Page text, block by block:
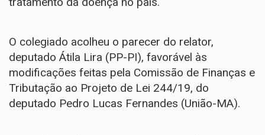
O colegiado acolheu o parecer do relator,
deputado Átila Lira (PP-PI), favorável às
modificações feitas pela Comissão de Finanças e
Tributação ao Projeto de Lei 244/19, do
deputado Pedro Lucas Fernandes (União-MA).